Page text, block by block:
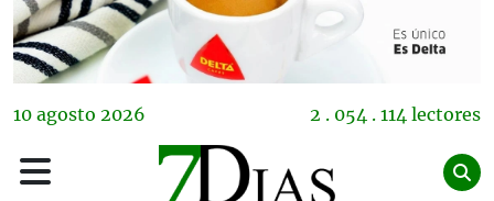
10 agosto 2026 2 . 054 . 114 lectores